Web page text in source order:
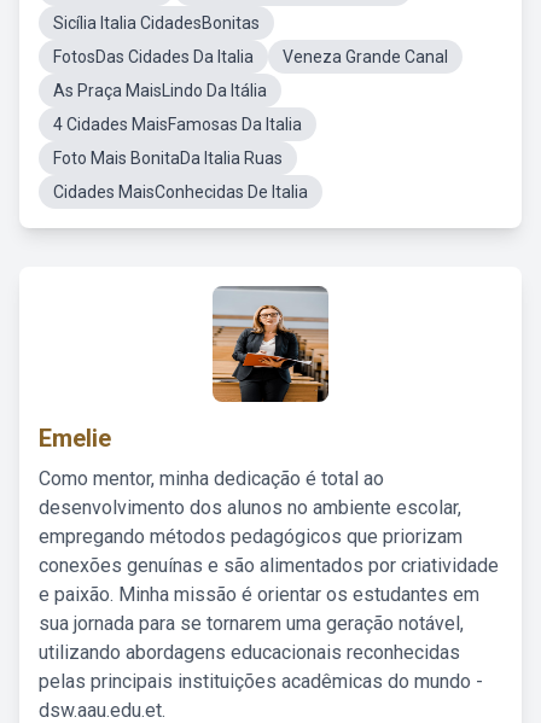
Sicília Italia CidadesBonitas
FotosDas Cidades Da Italia
Veneza Grande Canal
As Praça MaisLindo Da Itália
4 Cidades MaisFamosas Da Italia
Foto Mais BonitaDa Italia Ruas
Cidades MaisConhecidas De Italia
Emelie
Como mentor, minha dedicação é total ao
desenvolvimento dos alunos no ambiente escolar,
empregando métodos pedagógicos que priorizam
conexões genuínas e são alimentados por criatividade
e paixão. Minha missão é orientar os estudantes em
sua jornada para se tornarem uma geração notável,
utilizando abordagens educacionais reconhecidas
pelas principais instituições acadêmicas do mundo -
dsw.aau.edu.et.